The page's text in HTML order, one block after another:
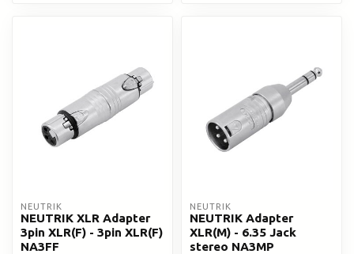
NEUTRIK
NEUTRIK XLR Adapter
3pin XLR(F) - 3pin XLR(F)
NA3FF
NEUTRIK
NEUTRIK Adapter
XLR(M) - 6.35 Jack
stereo NA3MP